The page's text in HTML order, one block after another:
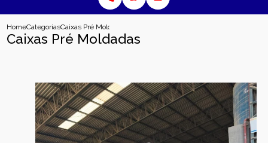
HomeCategoriasCaixas Pré Moldadas
Caixas Pré Moldadas